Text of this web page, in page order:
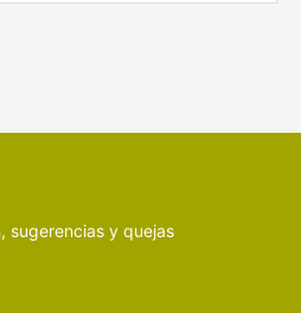
sugerencias y quejas